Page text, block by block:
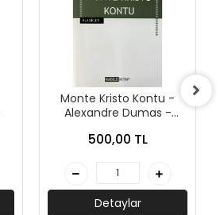
Monte Kristo Kontu -
Alexandre Dumas -
500,00 TL
Detaylar